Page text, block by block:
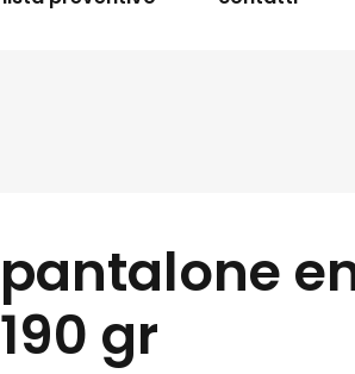
pantalone
190 gr